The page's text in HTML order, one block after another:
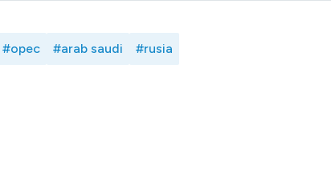
#opec #arab saudi #rusia